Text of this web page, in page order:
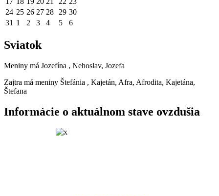
24 25 26 27 28 29 30
31 1 2 3 4 5 6
Sviatok
Meniny má Jozefína , Nehoslav, Jozefa
Zajtra má meniny Štefánia , Kajetán, Afra, Afrodita, Kajetána,
Štefana
Informácie o aktuálnom stave ovzdušia